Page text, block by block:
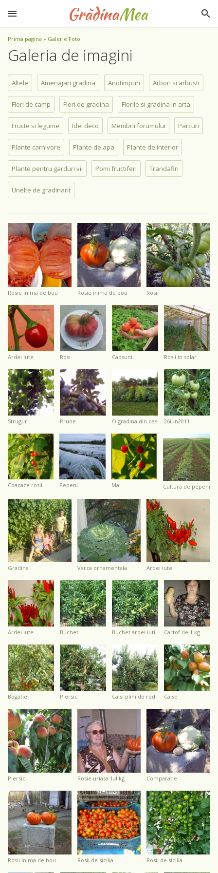
Prima pagina » Galerie Foto
Galeria de imagini
Altele Amenajari gradina Anotimpuri Arbori si arbusti
Flori de camp Flori de gradina Florile si gradina in arta
Fructe si legume Idei deco Membrii forumului Parcuri
Plante carnivore Plante de apa Plante de interior
Plante pentru garduri vii Pomi fructiferi Trandafiri
Unelte de gradinarit
rosie inima de bou rosie inima de bou rosii
ardei iute rosi capsuni rosii in solar
struguri prune o gradina din oas 26iun2011
coacaze rosii pepeni mai cultura de pepeni
gradina varza ornamentala ardei iute
ardei iute buchet buchet ardei iuti cartof de 1 kg
bogatie piersic caisi plini de rod caise
piersici rosie uriasa 1,4 kg comparatie
rosii inima de bou rosii de sicilia rosii de sicilia